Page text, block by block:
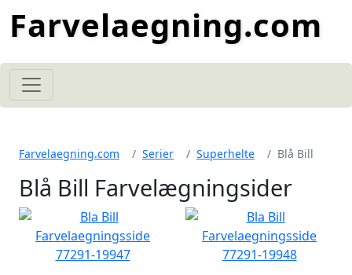
Farvelaegning.com
Farvelaegning.com Serier Superhelte Blå Bill
Blå Bill Farvelægningsider